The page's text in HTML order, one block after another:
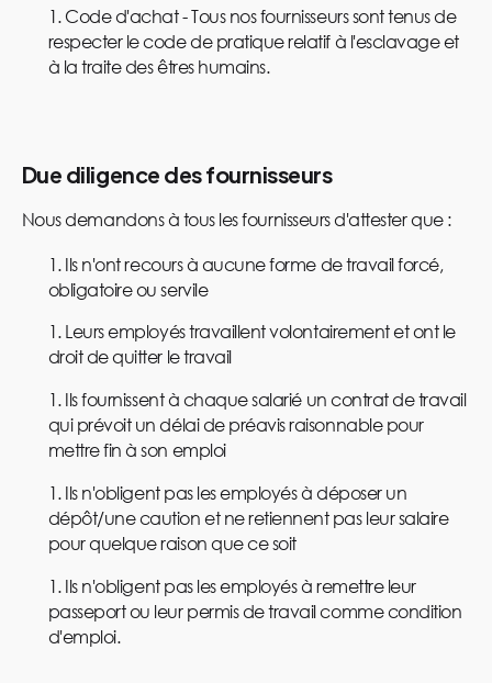
Code d'achat - Tous nos fournisseurs sont tenus de
respecter le code de pratique relatif à l'esclavage et
à la traite des êtres humains.
Due diligence des fournisseurs
Nous demandons à tous les fournisseurs d'attester que :
Ils n'ont recours à aucune forme de travail forcé,
obligatoire ou servile
Leurs employés travaillent volontairement et ont le
droit de quitter le travail
Ils fournissent à chaque salarié un contrat de travail
qui prévoit un délai de préavis raisonnable pour
mettre fin à son emploi
Ils n'obligent pas les employés à déposer un
dépôt/une caution et ne retiennent pas leur salaire
pour quelque raison que ce soit
Ils n'obligent pas les employés à remettre leur
passeport ou leur permis de travail comme condition
d'emploi.